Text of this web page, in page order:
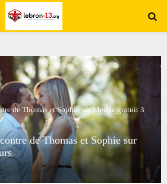
de Thomas et Sophie sur Meetic gratuit 3
de Thomas et Sophie sur